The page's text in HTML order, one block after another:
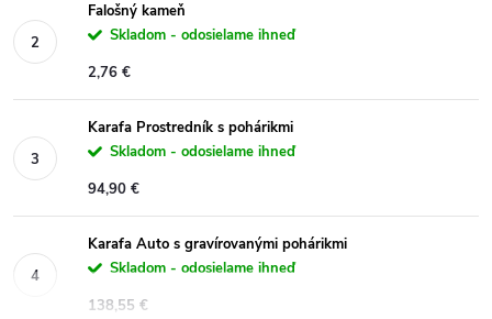
Falošný kameň
Skladom - odosielame ihneď
2,76 €
Karafa Prostredník s pohárikmi
Skladom - odosielame ihneď
94,90 €
Karafa Auto s gravírovanými pohárikmi
Skladom - odosielame ihneď
138,55 €